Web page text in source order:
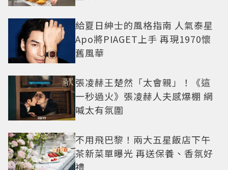
給夏日紳士的風格指南 人氣泰星
Apo將PIAGET上手 再現1970懷
舊風華
張凌赫王楚然「太會親」！《這
一秒過火》張凌赫人夫感爆棚 網
喊太有氛圍
不用飛巴黎！兩大五星飯店下午
茶新菜單曝光 再送保養、香氛好
禮